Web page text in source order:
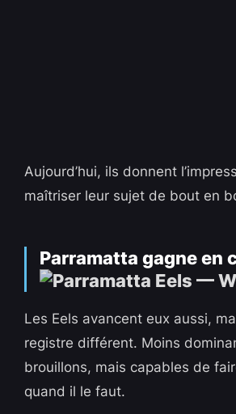
Aujourd’hui, ils donnent
maîtriser leur sujet de bout en
Parramatta gagne en
Les Eels avancent eux aussi,
registre différent. Moins
brouillons, mais capables de
quand il le faut.